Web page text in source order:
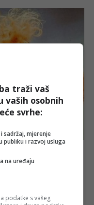
traži vaš
vaših osobnih
svrhe:
sadržaj, mjerenje
publiku i razvoj usluga
na uređaju
podatke s vašeg